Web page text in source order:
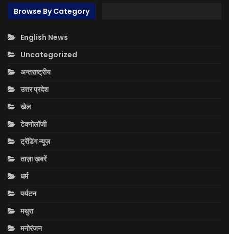
Browse By Category
English News
Uncategorized
अन्तराष्ट्रीय
उत्तर प्रदेश
खेल
टेक्नोलॉजी
ट्रेंडिंग न्यूज़
ताज़ा ख़बरें
धर्म
पर्यटन
मथुरा
मनोरंजन